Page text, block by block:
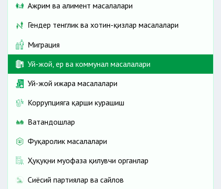
Ажрим ва алимент масалалари
Гендер тенглик ва хотин-қизлар масалалари
Миграция
Уй-жой, ер ва коммунал масалалари
Уй-жой ижара масалалари
Коррупцияга қарши курашиш
Ватандошлар
Фуқаролик масалалари
Ҳуқуқни муҳофаза қилувчи органлар
Сиёсий партиялар ва сайлов